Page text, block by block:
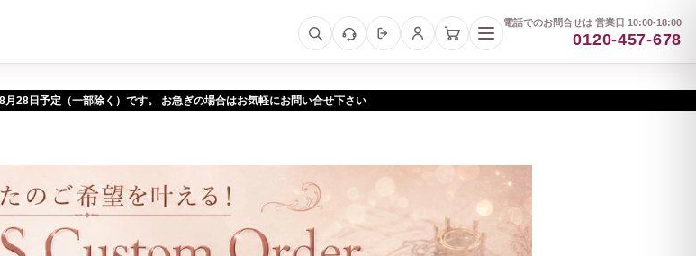
予定（一部除く）です。 お急ぎの場合はお気軽にお問い合せ下さい
電話でのお問合せは 営業日 10:00-18:00
0120-457-678